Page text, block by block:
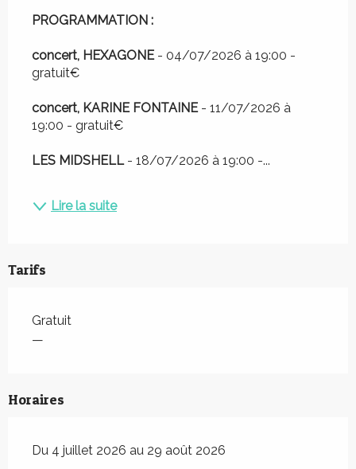
PROGRAMMATION :
concert, HEXAGONE - 04/07/2026 à 19:00 -
gratuit€
concert, KARINE FONTAINE - 11/07/2026 à
19:00 - gratuit€
LES MIDSHELL - 18/07/2026 à 19:00 -...
Lire la suite
Tarifs
Gratuit
—
Horaires
Du 4 juillet 2026 au 29 août 2026